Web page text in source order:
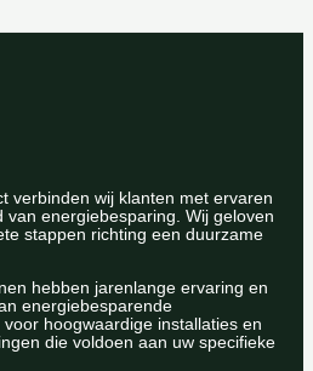
verbinden wij klanten met ervaren
energiebesparing. Wij geloven
stappen richting een duurzame
hebben jarenlange ervaring en
energiebesparende
hoogwaardige installaties en
die voldoen aan uw specifieke